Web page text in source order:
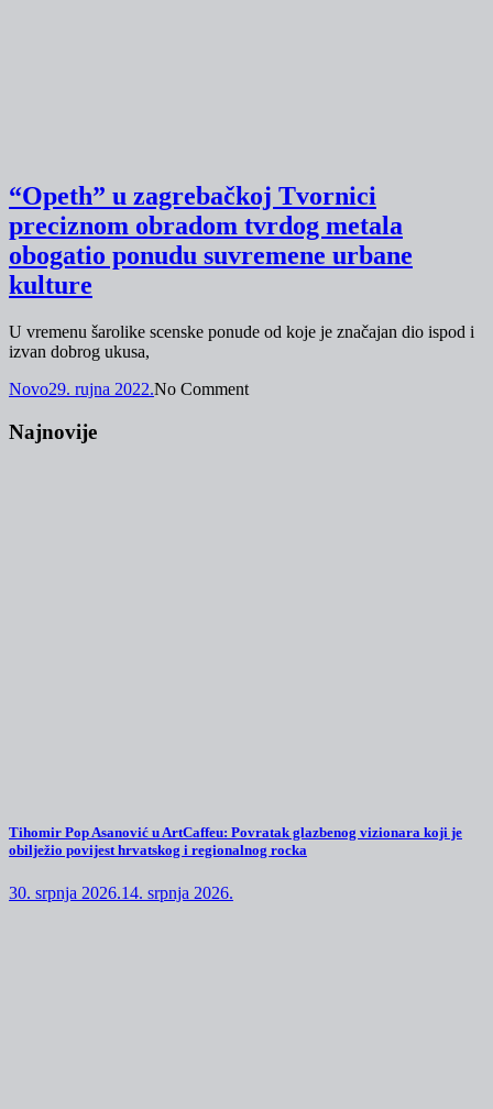
“Opeth” u zagrebačkoj Tvornici
preciznom obradom tvrdog metala
obogatio ponudu suvremene urbane
kulture
U vremenu šarolike scenske ponude od koje je značajan dio ispod i
izvan dobrog ukusa,
Novo29. rujna 2022.No Comment
Najnovije
Tihomir Pop Asanović u ArtCaffeu: Povratak glazbenog vizionara koji je
obilježio povijest hrvatskog i regionalnog rocka
30. srpnja 2026.14. srpnja 2026.